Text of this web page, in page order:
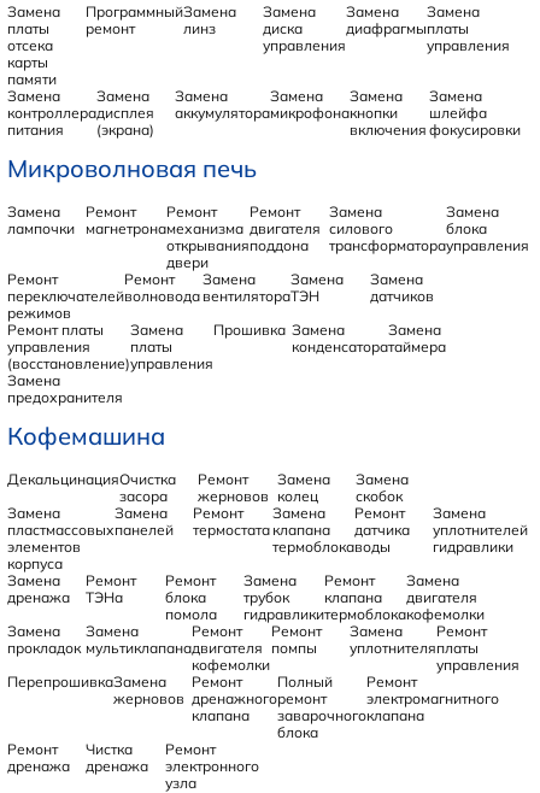
Замена
платы
отсека
карты
памяти
Программный
ремонт
Замена
линз
Замена
диска
управления
Замена
диафрагмы
Замена
платы
управления
Замена
контроллера
питания
Замена
дисплея
(экрана)
Замена
аккумулятора
Замена
микрофона
Замена
кнопки
включения
Замена
шлейфа
фокусировки
Микроволновая печь
Замена
лампочки
Ремонт
магнетрона
Ремонт
механизма
открывания
двери
Ремонт
двигателя
поддона
Замена
силового
трансформатора
Замена
блока
управления
Ремонт
переключателей
режимов
Ремонт
волновода
Замена
вентилятора
Замена
ТЭН
Замена
датчиков
Ремонт платы
управления
(восстановление)
Замена
платы
управления
Прошивка Замена
конденсатора
Замена
таймера
Замена
предохранителя
Кофемашина
ДекальцинацияОчистка
засора
Ремонт
жерновов
Замена
колец
Замена
скобок
Замена
пластмассовых
элементов
корпуса
Замена
панелей
Ремонт
термостата
Замена
клапана
термоблока
Ремонт
датчика
воды
Замена
уплотнителей
гидравлики
Замена
дренажа
Ремонт
ТЭНа
Ремонт
блока
помола
Замена
трубок
гидравлики
Ремонт
клапана
термоблока
Замена
двигателя
кофемолки
Замена
прокладок
Замена
мультиклапана
Ремонт
двигателя
кофемолки
Ремонт
помпы
Замена
уплотнителя
Ремонт
платы
управления
ПерепрошивкаЗамена
жерновов
Ремонт
дренажного
клапана
Полный
ремонт
заварочного
блока
Ремонт
электромагнитного
клапана
Ремонт
дренажа
Чистка
дренажа
Ремонт
электронного
узла